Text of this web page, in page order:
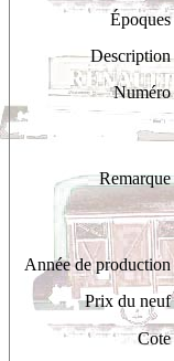
Époques
Description
Numéro
Remarque
Année de production
Prix du neuf
Cote